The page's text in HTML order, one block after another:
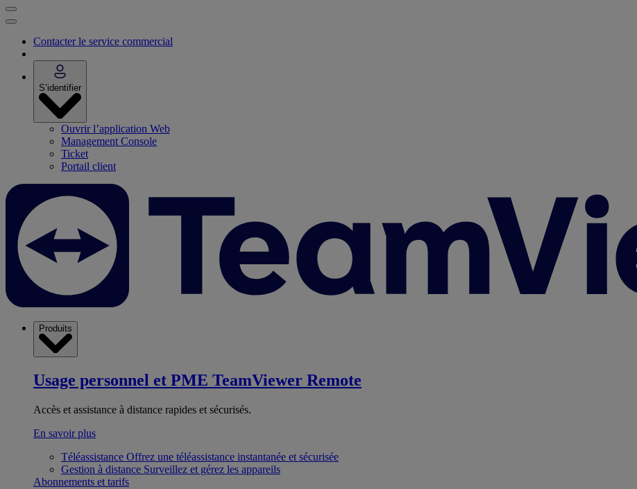
Contacter le service commercial
S’identifier
Ouvrir l’application Web
Management Console
Ticket
Portail client
Produits
Usage personnel et PME TeamViewer Remote
Accès et assistance à distance rapides et sécurisés.
En savoir plus
Téléassistance Offrez une téléassistance instantanée et sécurisée
Gestion à distance Surveillez et gérez les appareils
Abonnements et tarifs